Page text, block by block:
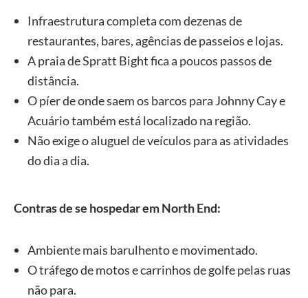
Infraestrutura completa com dezenas de
restaurantes, bares, agências de passeios e lojas.
A praia de Spratt Bight fica a poucos passos de
distância.
O píer de onde saem os barcos para Johnny Cay e
Acuário também está localizado na região.
Não exige o aluguel de veículos para as atividades
do dia a dia.
Contras de se hospedar em North End:
Ambiente mais barulhento e movimentado.
O tráfego de motos e carrinhos de golfe pelas ruas
não para.